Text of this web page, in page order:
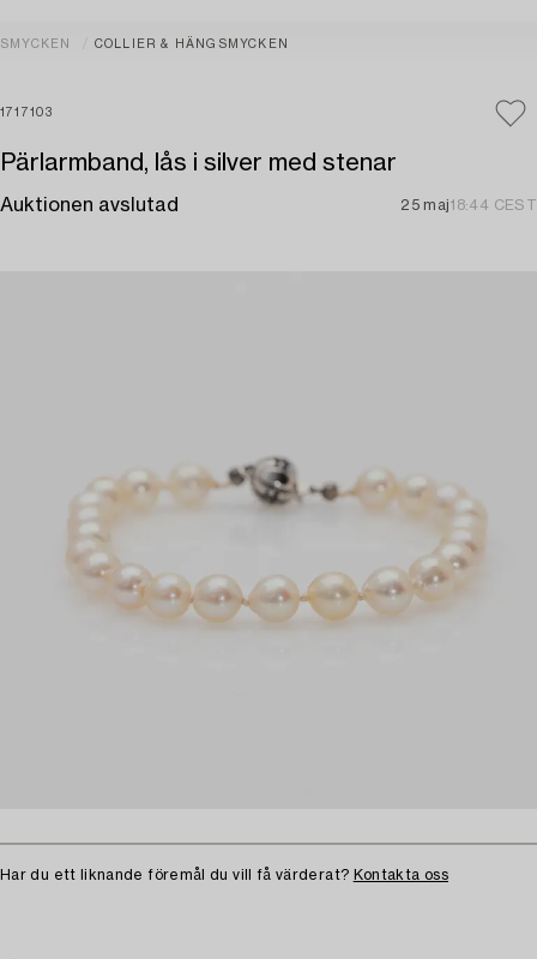
SMYCKEN COLLIER & HÄNGSMYCKEN
1717103
Pärlarmband, lås i silver med stenar
Auktionen avslutad 25 maj18:44 CEST
Har du ett liknande föremål du vill få värderat? Kontakta oss